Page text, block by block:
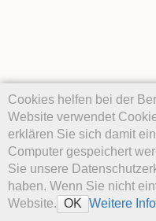
Cookies helfen bei der
Website verwendet
erklären Sie sich damit
Computer gespeichert
Sie unsere
haben. Wenn Sie nicht
Website. OK Weitere